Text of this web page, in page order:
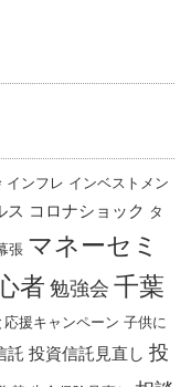
インフレ インベストメン
ス コロナショック タ
張 マネーセミ
者 勉強会 千葉
援キャンペーン 子供に
託 投資信託見直し 投